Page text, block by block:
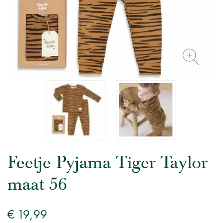
Feetje Pyjama Tiger Taylor
maat 56
€ 19,99